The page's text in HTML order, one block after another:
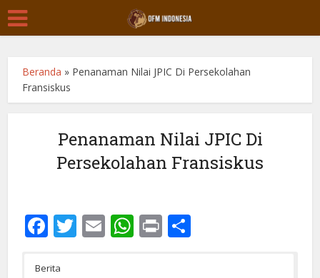
Beranda » Penanaman Nilai JPIC Di Persekolahan
Fransiskus
Penanaman Nilai JPIC Di
Persekolahan Fransiskus
Facebook
Twitter
EmailWhatsApp
Print
Berita